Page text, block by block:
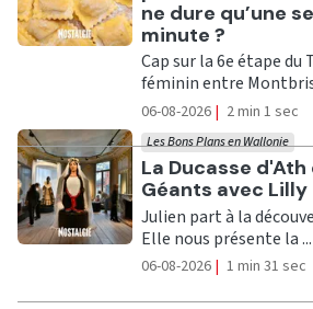
ne dure qu’une
minute ?
Cap sur la 6e étape du
féminin entre
06-08-2026 | 2 min 1 sec
Ecouter
La Ducasse
Géants avec Lilly
Les Bons Plans en Wallonie
Julien part à la
Elle nous présente la ...
06-08-2026 | 1 min 31 sec